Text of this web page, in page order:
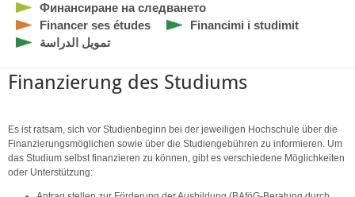
Финансиране на следването
Financer ses études
Financimi i studimit
تمويل الدراسة
Finanzierung des Studiums
Es ist ratsam, sich vor Studienbeginn bei der jeweiligen Hochschule über die
Finanzierungsmöglichen sowie über die Studiengebühren zu informieren. Um
das Studium selbst finanzieren zu können, gibt es verschiedene Möglichkeiten
oder Unterstützung: